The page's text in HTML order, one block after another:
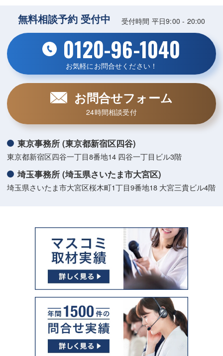
無料相談予約 受付中 受付時間 平日9:00 - 20:00
0120-96-1040
お気軽にお問合せください！
お問合せフォーム
24時間相談受付
東京事務所 (東京都新宿区四谷)
東京都新宿区四谷一丁目8番地14 四谷一丁目ビル3階
埼玉事務所 (埼玉県さいたま市大宮区)
埼玉県さいたま市大宮区桜木町1丁目9番地18 大宮三貴ビル4階